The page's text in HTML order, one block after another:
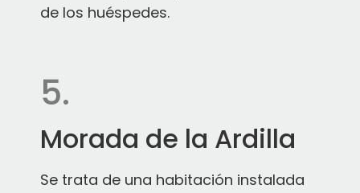
de los huéspedes.
5.
Morada de la Ardilla
Se trata de una habitación instalada